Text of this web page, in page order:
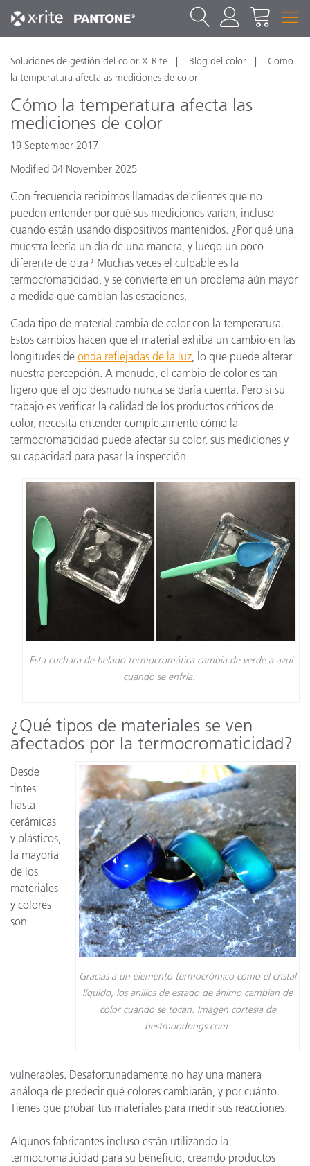
Soluciones de gestión del color X-Rite Blog del color
Cómo
la temperatura afecta as mediciones de color
Cómo la temperatura afecta las
mediciones de color
19 September 2017
Modified 04 November 2025
Con frecuencia recibimos llamadas de clientes que no
pueden entender por qué sus mediciones varían, incluso
cuando están usando dispositivos mantenidos. ¿Por qué una
muestra leería un día de una manera, y luego un poco
diferente de otra? Muchas veces el culpable es la
termocromaticidad, y se convierte en un problema aún mayor
a medida que cambian las estaciones.
Cada tipo de material cambia de color con la temperatura.
Estos cambios hacen que el material exhiba un cambio en las
longitudes de onda reflejadas de la luz, lo que puede alterar
nuestra percepción. A menudo, el cambio de color es tan
ligero que el ojo desnudo nunca se daría cuenta. Pero si su
trabajo es verificar la calidad de los productos críticos de
color, necesita entender completamente cómo la
termocromaticidad puede afectar su color, sus mediciones y
su capacidad para pasar la inspección.
Esta cuchara de helado termocromática cambia de verde a azul
cuando se enfría.
¿Qué tipos de materiales se ven
afectados por la termocromaticidad?
Gracias a un elemento termocrómico como el cristal
líquido, los anillos de estado de ánimo cambian de
color cuando se tocan. Imagen cortesía de
bestmoodrings.com
Desde
tintes
hasta
cerámicas
y plásticos,
la mayoría
de los
materiales
y colores
son
vulnerables. Desafortunadamente no hay una manera
análoga de predecir qué colores cambiarán, y por cuánto.
Tienes que probar tus materiales para medir sus reacciones.
Algunos fabricantes incluso están utilizando la
termocromaticidad para su beneficio, creando productos